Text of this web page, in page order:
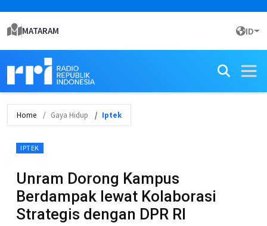
MATARAM ID
Home Gaya Hidup Iptek
IPTEK
Unram Dorong Kampus
Berdampak lewat Kolaborasi
Strategis dengan DPR RI